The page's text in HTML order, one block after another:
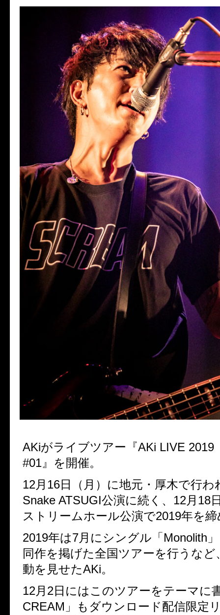
AKiがライブツアー『AKi LIVE 2019
#01 』を開催。
12月 16日（月）に地元・厚木で行わ
Snake ATSUGI公演に続く、 12月 18
ストリームホール公演で2019年を
2019年は7月にシングル「 Monolith
同作を掲げた全国ツアーを行うなど
動を見せたAKi。
12月 2日にはこのツアーをテーマに
CREAM 」もダウンロード配信限定